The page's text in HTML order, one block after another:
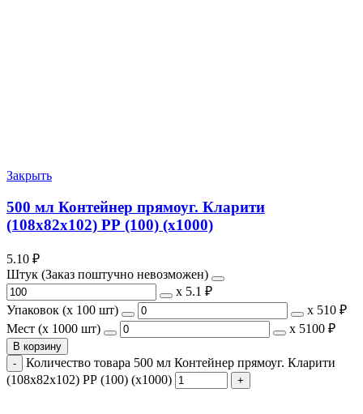
Закрыть
500 мл Контейнер прямоуг. Кларити
(108х82х102) РР (100) (х1000)
5.10 ₽
Штук (Заказ поштучно невозможен)
х 5.1 ₽
Упаковок (x 100 шт)
х 510 ₽
Мест (x 1000 шт)
х 5100 ₽
В корзину
Количество товара 500 мл Контейнер прямоуг. Кларити
(108х82х102) РР (100) (х1000)